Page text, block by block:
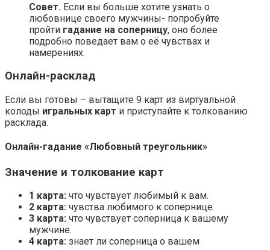
Совет. Если вы больше хотите узнать о
любовнице своего мужчины- попробуйте
пройти гадание на соперницу, оно более
подробно поведает вам о её чувствах и
намерениях.
Онлайн-расклад
Если вы готовы – вытащите 9 карт из виртуальной
колоды игральных карт и приступайте к толкованию
расклада.
Онлайн-гадание «Любовный треугольник»
Значение и толкование карт
1 карта: что чувствует любимый к вам.
2 карта: чувства любимого к сопернице.
3 карта: что чувствует соперница к вашему
мужчине.
4 карта: знает ли соперница о вашем